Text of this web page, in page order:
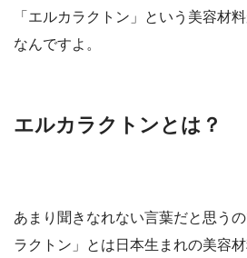
「エルカラクトン」という美容材
なんですよ。
エルカラクトンとは？
あまり聞きなれない言葉だと思う
ラクトン」とは日本生まれの美容材